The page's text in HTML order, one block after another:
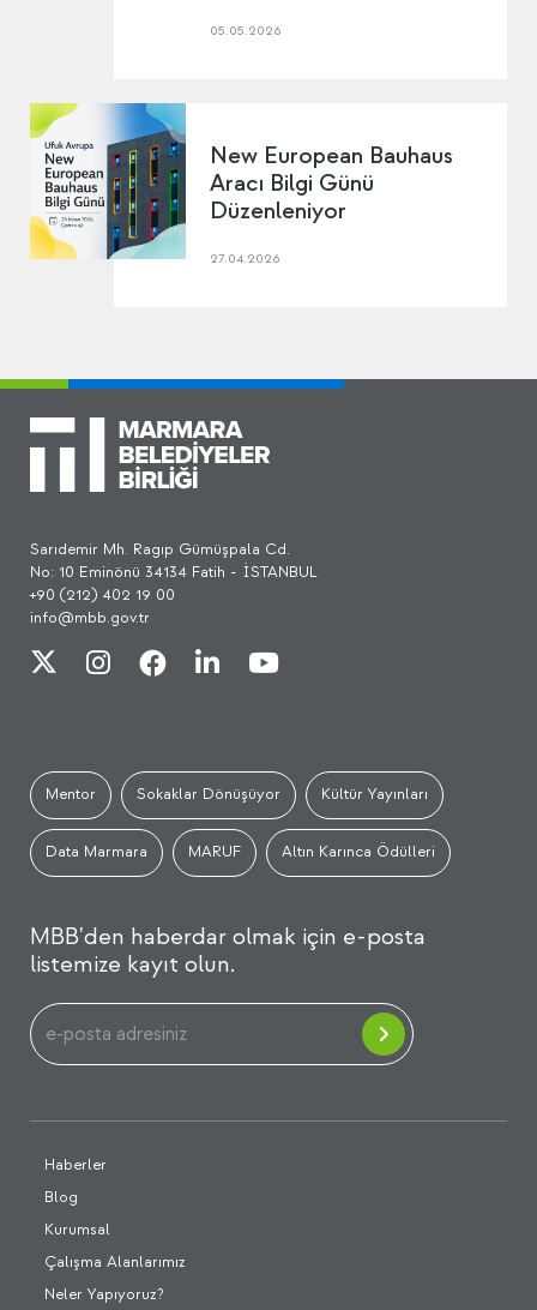
05.05.2026
New European Bauhaus
Aracı Bilgi Günü
Düzenleniyor
27.04.2026
Sarıdemir Mh. Ragıp Gümüşpala Cd.
No: 10 Eminönü 34134 Fatih - İSTANBUL
+90 (212) 402 19 00
info@mbb.gov.tr
Mentor Sokaklar Dönüşüyor Kültür Yayınları
Data Marmara MARUF Altın Karınca Ödülleri
MBB'den haberdar olmak için e-posta
listemize kayıt olun.
Haberler
Blog
Kurumsal
Çalışma Alanlarımız
Neler Yapıyoruz?